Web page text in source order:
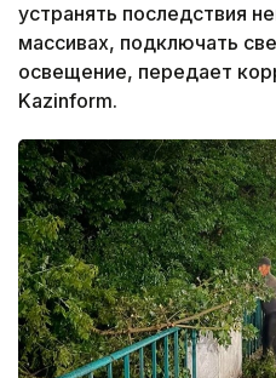
устранять последствия
массивах, подключать
освещение, передает
Kazinform.